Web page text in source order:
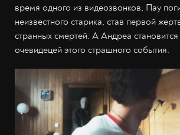
время одного из видеозвонков, Пау
неизвестного старика, став первой
странных смертей. А Андреа
очевидецей этого страшного события.